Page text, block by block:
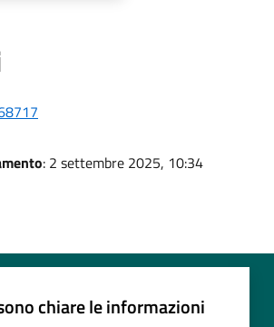
: 2 settembre 2025, 10:34
chiare le informazioni